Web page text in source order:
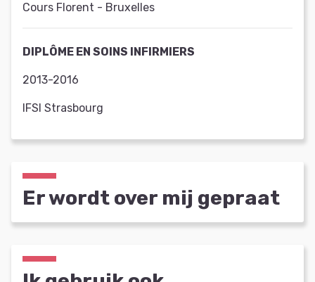
Cours Florent - Bruxelles
DIPLÔME EN SOINS INFIRMIERS
2013-2016
IFSI Strasbourg
Er wordt over mij gepraat